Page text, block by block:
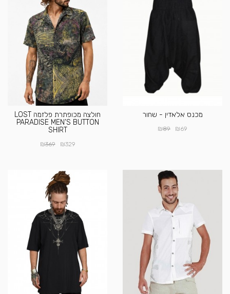
מכנס אלאדין - שחור
₪69
₪89
חולצה מכופתרת פלזמה LOST
PARADISE MEN’S BUTTON
SHIRT
₪329
₪369